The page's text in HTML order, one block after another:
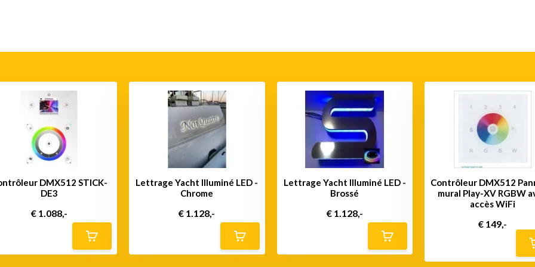
DMX512 STICK-
DE3
€ 1.088,-
Lettrage Yacht Illuminé LED -
Chrome
€ 1.128,-
Lettrage Yacht Illuminé LED -
Brossé
€ 1.128,-
Contrôleur DMX512
mural Play-XV RGBW
accès WiFi
€ 149,-